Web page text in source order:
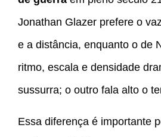
Jonathan Glazer prefere o
e a distância, enquanto o de
ritmo, escala e densidade
sussurra; o outro fala alto o
Essa diferença é importante